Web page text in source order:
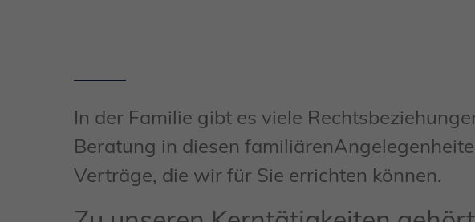
In der Familie gibt es viele
Beratung in diesen
Verträge, die wir für Sie errichten können.